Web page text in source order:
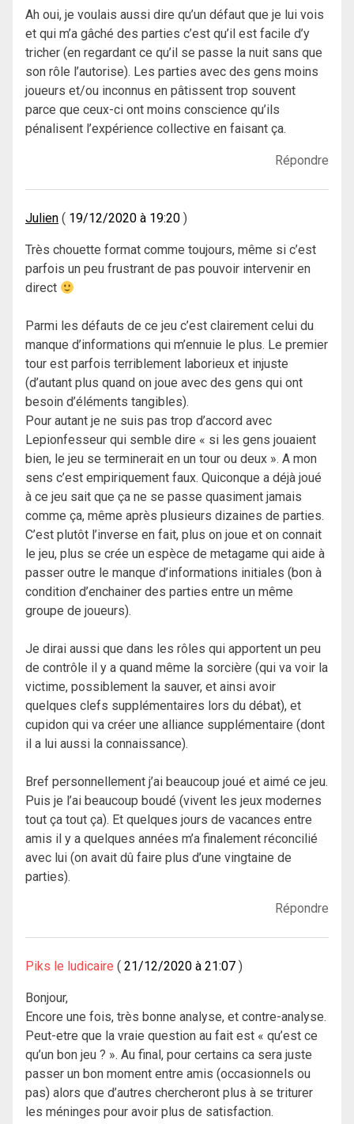
Ah oui, je voulais aussi dire qu’un défaut que je lui vois
et qui m’a gâché des parties c’est qu’il est facile d’y
tricher (en regardant ce qu’il se passe la nuit sans que
son rôle l’autorise). Les parties avec des gens moins
joueurs et/ou inconnus en pâtissent trop souvent
parce que ceux-ci ont moins conscience qu’ils
pénalisent l’expérience collective en faisant ça.
Répondre
Julien 19/12/2020 à 19:20
Très chouette format comme toujours, même si c’est
parfois un peu frustrant de pas pouvoir intervenir en
direct
Parmi les défauts de ce jeu c’est clairement celui du
manque d’informations qui m’ennuie le plus. Le premier
tour est parfois terriblement laborieux et injuste
(d’autant plus quand on joue avec des gens qui ont
besoin d’éléments tangibles).
Pour autant je ne suis pas trop d’accord avec
Lepionfesseur qui semble dire « si les gens jouaient
bien, le jeu se terminerait en un tour ou deux ». A mon
sens c’est empiriquement faux. Quiconque a déjà joué
à ce jeu sait que ça ne se passe quasiment jamais
comme ça, même après plusieurs dizaines de parties.
C’est plutôt l’inverse en fait, plus on joue et on connait
le jeu, plus se crée un espèce de metagame qui aide à
passer outre le manque d’informations initiales (bon à
condition d’enchainer des parties entre un même
groupe de joueurs).
Je dirai aussi que dans les rôles qui apportent un peu
de contrôle il y a quand même la sorcière (qui va voir la
victime, possiblement la sauver, et ainsi avoir
quelques clefs supplémentaires lors du débat), et
cupidon qui va créer une alliance supplémentaire (dont
il a lui aussi la connaissance).
Bref personnellement j’ai beaucoup joué et aimé ce jeu.
Puis je l’ai beaucoup boudé (vivent les jeux modernes
tout ça tout ça). Et quelques jours de vacances entre
amis il y a quelques années m’a finalement réconcilié
avec lui (on avait dû faire plus d’une vingtaine de
parties).
Répondre
Piks le ludicaire 21/12/2020 à 21:07
Bonjour,
Encore une fois, très bonne analyse, et contre-analyse.
Peut-etre que la vraie question au fait est « qu’est ce
qu’un bon jeu ? ». Au final, pour certains ca sera juste
passer un bon moment entre amis (occasionnels ou
pas) alors que d’autres chercheront plus à se triturer
les méninges pour avoir plus de satisfaction.